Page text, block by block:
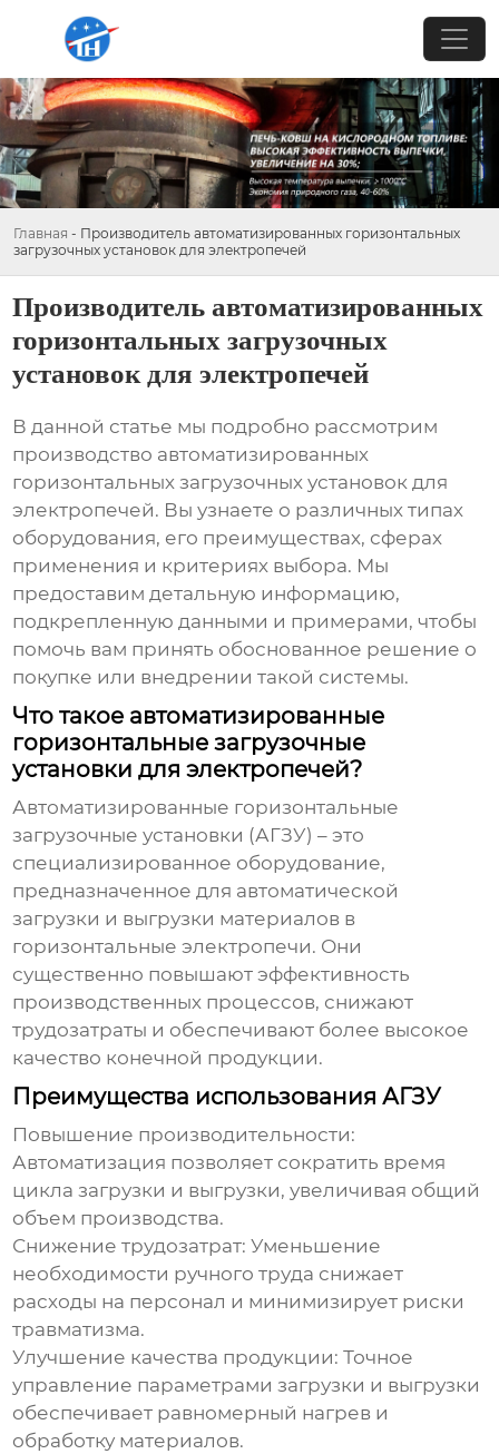
Главная - Производитель автоматизированных горизонтальных
загрузочных установок для электропечей
Производитель автоматизированных
горизонтальных загрузочных
установок для электропечей
В данной статье мы подробно рассмотрим
производство автоматизированных
горизонтальных загрузочных установок для
электропечей. Вы узнаете о различных типах
оборудования, его преимуществах, сферах
применения и критериях выбора. Мы
предоставим детальную информацию,
подкрепленную данными и примерами, чтобы
помочь вам принять обоснованное решение о
покупке или внедрении такой системы.
Что такое автоматизированные
горизонтальные загрузочные
установки для электропечей?
Автоматизированные горизонтальные
загрузочные установки (АГЗУ) – это
специализированное оборудование,
предназначенное для автоматической
загрузки и выгрузки материалов в
горизонтальные электропечи. Они
существенно повышают эффективность
производственных процессов, снижают
трудозатраты и обеспечивают более высокое
качество конечной продукции.
Преимущества использования АГЗУ
Повышение производительности:
Автоматизация позволяет сократить время
цикла загрузки и выгрузки, увеличивая общий
объем производства.
Снижение трудозатрат: Уменьшение
необходимости ручного труда снижает
расходы на персонал и минимизирует риски
травматизма.
Улучшение качества продукции: Точное
управление параметрами загрузки и выгрузки
обеспечивает равномерный нагрев и
обработку материалов.